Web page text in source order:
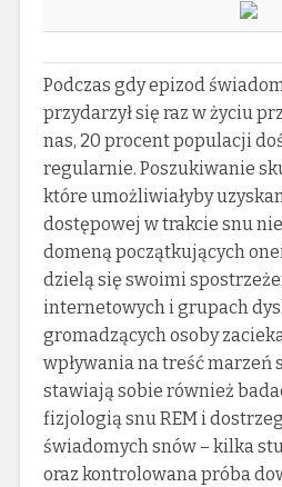
Podczas gdy epizod
przydarzył się raz w życiu
nas, 20 procent populacji
regularnie. Poszukiwanie
które umożliwiałyby
dostępowej w trakcie snu
domeną początkujących
dzielą się swoimi
internetowych i grupach
gromadzących osoby
wpływania na treść marzeń
stawiają sobie również
fizjologią snu REM i
świadomych snów – kilka
oraz kontrolowana próba